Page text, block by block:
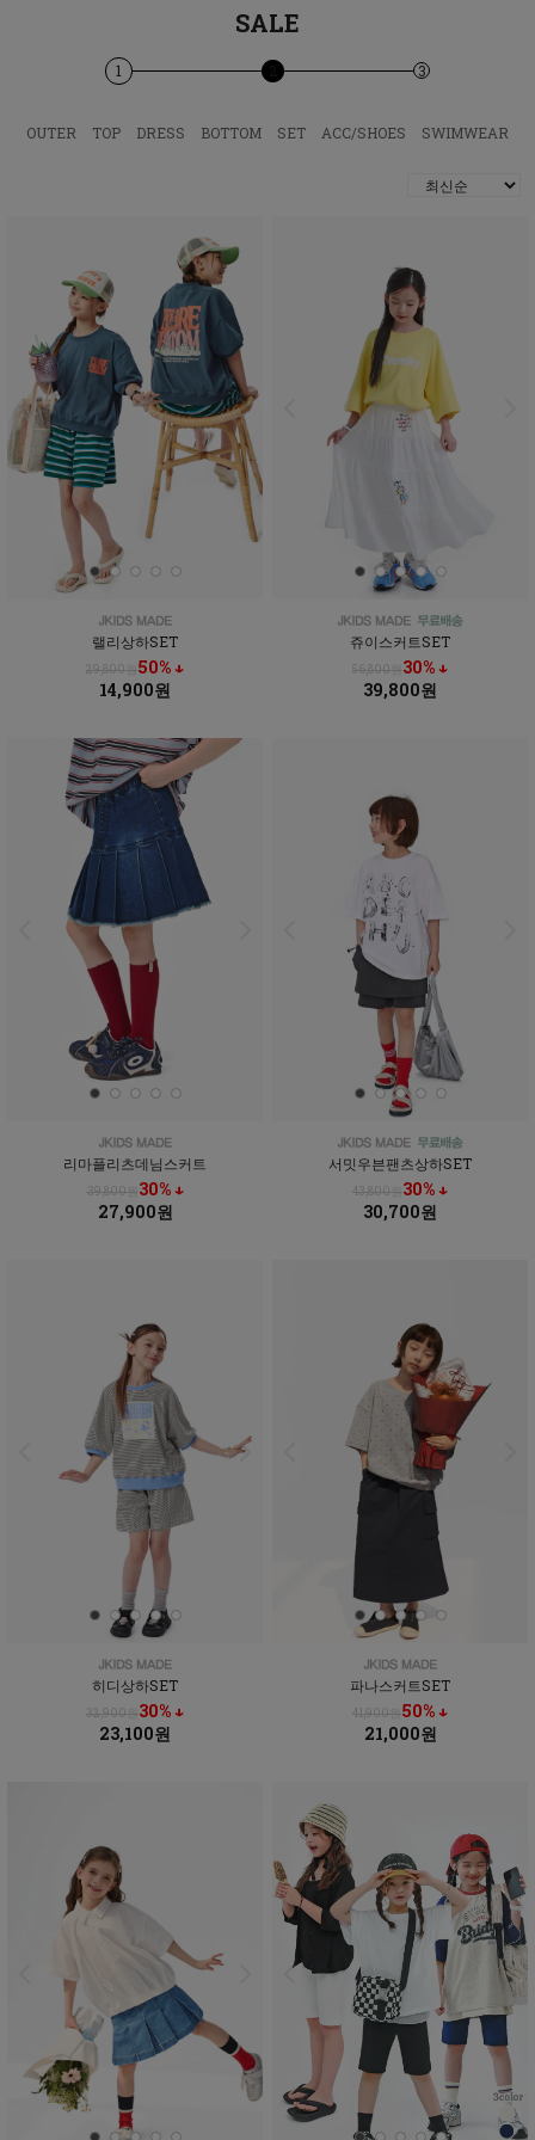
SALE
1 3
OUTER TOP DRESS BOTTOM SET ACC/SHOES SWIMWEAR
랠리상하SET
29,800원50% ↓
14,900원
쥬이스커트SET
56,800원30% ↓
39,800원
리마플리츠데님스커트
39,800원 30% ↓
27,900원
서밋우븐팬츠상하SET
43,800원30% ↓
30,700원
히디상하SET
32,900원30% ↓
23,100원
파나스커트SET
41,900원50% ↓
21,000원